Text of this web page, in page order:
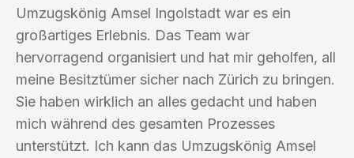
Umzugskönig Amsel Ingolstadt war es ein
großartiges Erlebnis. Das Team war
hervorragend organisiert und hat mir geholfen, all
meine Besitztümer sicher nach Zürich zu bringen.
Sie haben wirklich an alles gedacht und haben
mich während des gesamten Prozesses
unterstützt. Ich kann das Umzugskönig Amsel